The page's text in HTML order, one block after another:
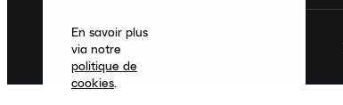
En savoir plus
via notre
politique de
cookies.